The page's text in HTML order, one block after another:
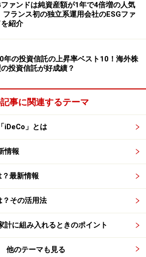
ていくことができますよ。
で高値づかみを避けられる
て買い時の判断はとても難しいもの
で買ってしまうことも決して少なく
、毎月少額ずつ投資する積立投資で
られます。
イントは、「毎月一定金額ずつ買っ
同じ投資金額であれば、安い時は多
少ない口数を自動的に買い付けるこ
安く抑えることができるのです（こ
平均法」といいます。「ドル・コス
ご参考ください）。
ファンドは純資産額が1年で4倍増の人気
フランス初の独立系運用会社のESGファ
紹介
年の投資信託の上昇率ベスト10！海外株
投資信託が好成績？
事に関連するテーマ
iDeCo」とは
情報
最新情報
その活用法
計に組み入れるときのポイント
他のテーマも見る